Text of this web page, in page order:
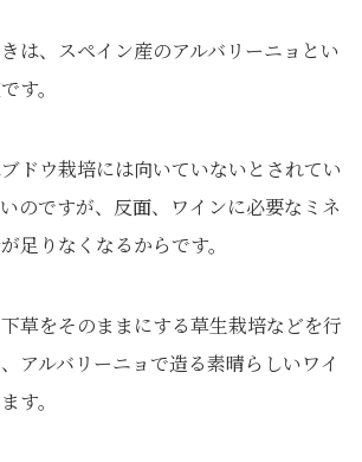
は、スペイン産のアルバリーニョとい
す。
ドウ栽培には向いていないとされてい
のですが、反面、ワインに必要なミネ
足りなくなるからです。
草をそのままにする草生栽培などを行
アルバリーニョで造る素晴らしいワイ
す。